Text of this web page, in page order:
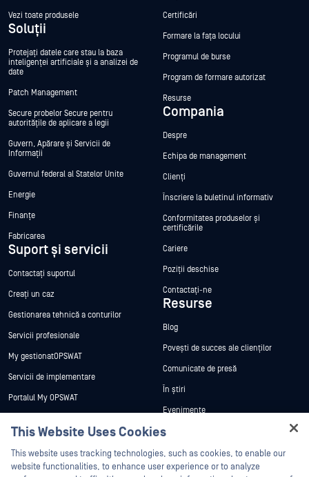
Vezi toate produsele
Soluții
Protejați datele care stau la baza
inteligenței artificiale și a analizei de
date
Patch Management
Secure probelor Secure pentru
autoritățile de aplicare a legii
Guvern, Apărare și Servicii de
Informații
Guvernul federal al Statelor Unite
Energie
Finanțe
Fabricarea
Suport și servicii
Contactați suportul
Creați un caz
Gestionarea tehnică a conturilor
Servicii profesionale
My gestionatOPSWAT
Servicii de implementare
Portalul My OPSWAT
Formare
vulnerabilităților
Certificări
Formare la fața locului
Programul de burse
Program de formare autorizat
Resurse
Compania
Despre
Echipa de management
Clienți
Înscriere la buletinul informativ
Conformitatea produselor și
certificările
Cariere
Poziții deschise
Contactați-ne
Resurse
Blog
Povești de succes ale clienților
Comunicate de presă
În știri
Evenimente
Webinare
Fișe de date
Cărți albe
This Website Uses Cookies
This website uses tracking technologies, such as cookies, to enable our
website functionalities, to enhance user experience or to analyze
Hey there!
I'm Ozzy, your OPSWAT virtual assistant.